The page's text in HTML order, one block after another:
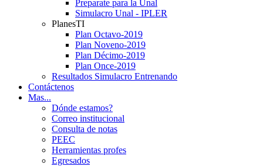
Preparate para la Unal
Simulacro Unal - IPLER
PlanesTI
Plan Octavo-2019
Plan Noveno-2019
Plan Décimo-2019
Plan Once-2019
Resultados Simulacro Entrenando
Contáctenos
Mas...
Dónde estamos?
Correo institucional
Consulta de notas
PEEC
Herramientas profes
Egresados